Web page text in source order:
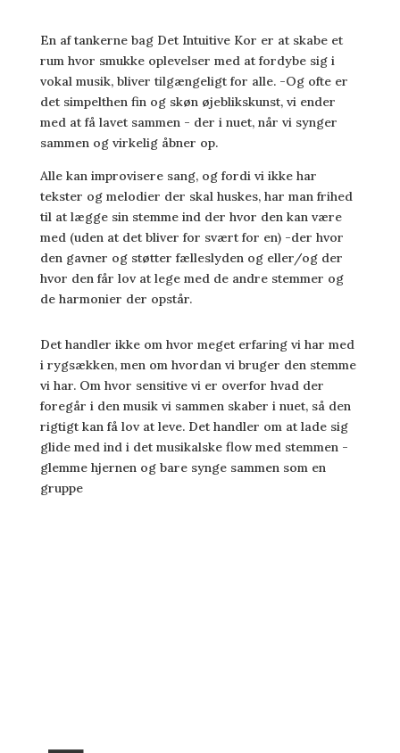
En af tankerne bag Det Intuitive Kor er at skabe et
rum hvor smukke oplevelser med at fordybe sig i
vokal musik, bliver tilgængeligt for alle. -Og ofte er
det simpelthen fin og skøn øjeblikskunst, vi ender
med at få lavet sammen - der i nuet, når vi synger
sammen og virkelig åbner op.
Alle kan improvisere sang, og fordi vi ikke har
tekster og melodier der skal huskes, har man frihed
til at lægge sin stemme ind der hvor den kan være
med (uden at det bliver for svært for en) -der hvor
den gavner og støtter fælleslyden og eller/og der
hvor den får lov at lege med de andre stemmer og
de harmonier der opstår.
Det handler ikke om hvor meget erfaring vi har med
i rygsækken, men om hvordan vi bruger den stemme
vi har. Om hvor sensitive vi er overfor hvad der
foregår i den musik vi sammen skaber i nuet, så den
rigtigt kan få lov at leve. Det handler om at lade sig
glide med ind i det musikalske flow med stemmen -
glemme hjernen og bare synge sammen som en
gruppe